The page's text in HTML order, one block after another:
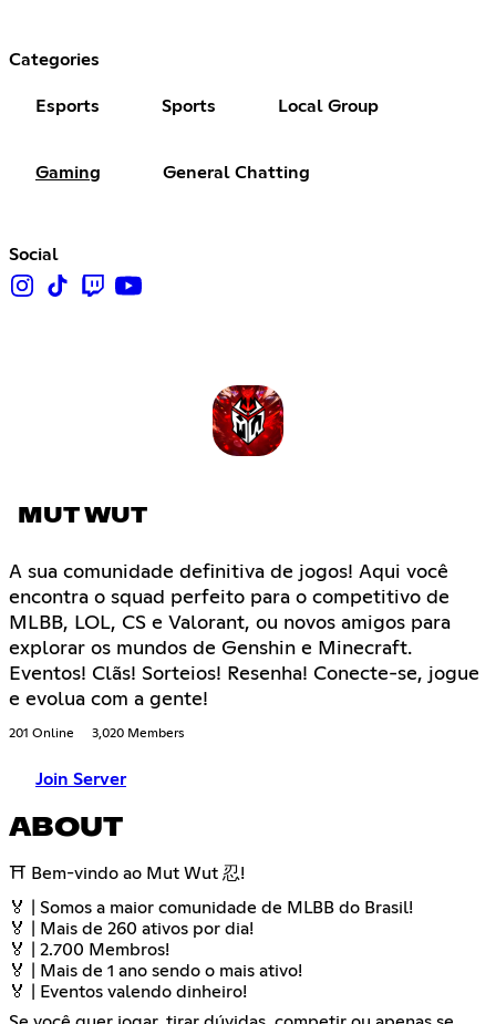
Categories
Esports Sports Local Group
Gaming General Chatting
Social
MUT WUT
A sua comunidade definitiva de jogos! Aqui você
encontra o squad perfeito para o competitivo de
MLBB, LOL, CS e Valorant, ou novos amigos para
explorar os mundos de Genshin e Minecraft.
Eventos! Clãs! Sorteios! Resenha! Conecte-se, jogue
e evolua com a gente!
201 Online 3,020 Members
Join Server
ABOUT
⛩️ Bem-vindo ao Mut Wut 忍!
🏅 | Somos a maior comunidade de MLBB do Brasil!
🏅 | Mais de 260 ativos por dia!
🏅 | 2.700 Membros!
🏅 | Mais de 1 ano sendo o mais ativo!
🏅 | Eventos valendo dinheiro!